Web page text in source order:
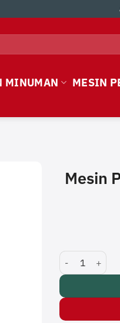
MINUMAN MESIN
Mesin
Mesin